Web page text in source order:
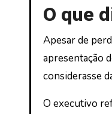
O que
Apesar de
apresentação
considerasse
O executivo